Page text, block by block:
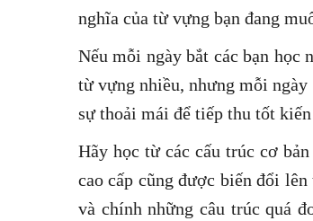
nghĩa của từ vựng bạn đang
Nếu mỗi ngày bắt các bạn học
từ vựng nhiều, nhưng mỗi
sự thoải mái để tiếp thu tốt
Hãy học từ các cấu trúc cơ
cao cấp cũng được biến đổi
và chính những câu trúc quá